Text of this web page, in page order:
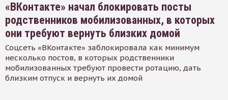
«ВКонтакте» начал блокировать посты
родственников мобилизованных, в которых
они требуют вернуть близких домой
Соцсеть «ВКонтакте» заблокировала как минимум
несколько постов, в которых родственники
мобилизованных требуют провести ротацию, дать
близким отпуск и вернуть их домой